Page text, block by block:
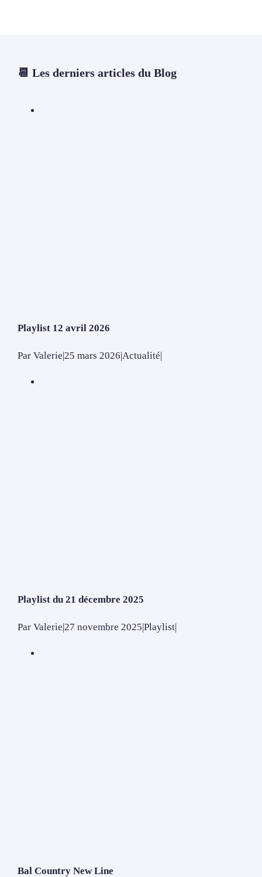
📆 Les derniers articles du Blog
Playlist 12 avril 2026
Par Valerie 25 mars 2026 Actualité
Playlist du 21 décembre 2025
Par Valerie 27 novembre 2025 Playlist|
Bal Country New Line